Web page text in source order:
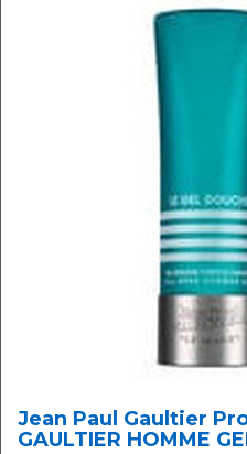
Jean Paul Gaultier
GAULTIER HOMME